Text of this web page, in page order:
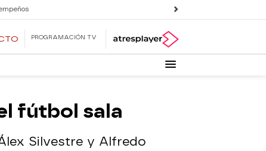
PROGRAMACIÓN TV
fútbol sala
Silvestre y Alfredo